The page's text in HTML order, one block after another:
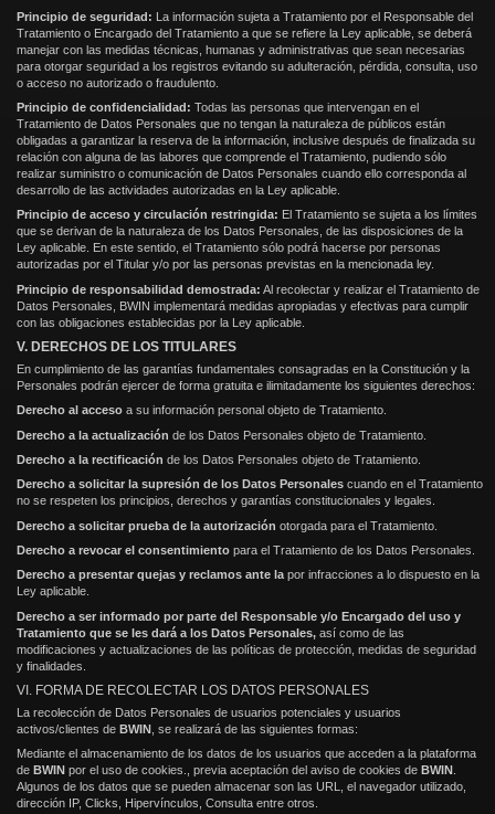
Principio de seguridad: La información sujeta a Tratamiento por el Responsable del
Tratamiento o Encargado del Tratamiento a que se refiere la Ley aplicable, se deberá
manejar con las medidas técnicas, humanas y administrativas que sean necesarias
para otorgar seguridad a los registros evitando su adulteración, pérdida, consulta, uso
o acceso no autorizado o fraudulento.
Principio de confidencialidad: Todas las personas que intervengan en el
Tratamiento de Datos Personales que no tengan la naturaleza de públicos están
obligadas a garantizar la reserva de la información, inclusive después de finalizada su
relación con alguna de las labores que comprende el Tratamiento, pudiendo sólo
realizar suministro o comunicación de Datos Personales cuando ello corresponda al
desarrollo de las actividades autorizadas en la Ley aplicable.
Principio de acceso y circulación restringida: El Tratamiento se sujeta a los límites
que se derivan de la naturaleza de los Datos Personales, de las disposiciones de la
Ley aplicable. En este sentido, el Tratamiento sólo podrá hacerse por personas
autorizadas por el Titular y/o por las personas previstas en la mencionada ley.
Principio de responsabilidad demostrada: Al recolectar y realizar el Tratamiento de
Datos Personales, BWIN implementará medidas apropiadas y efectivas para cumplir
con las obligaciones establecidas por la Ley aplicable.
V. DERECHOS DE LOS TITULARES
En cumplimiento de las garantías fundamentales consagradas en la Constitución y la
Personales podrán ejercer de forma gratuita e ilimitadamente los siguientes derechos:
Derecho al acceso a su información personal objeto de Tratamiento.
Derecho a la actualización de los Datos Personales objeto de Tratamiento.
Derecho a la rectificación de los Datos Personales objeto de Tratamiento.
Derecho a solicitar la supresión de los Datos Personales cuando en el Tratamiento
no se respeten los principios, derechos y garantías constitucionales y legales.
Derecho a solicitar prueba de la autorización otorgada para el Tratamiento.
Derecho a revocar el consentimiento para el Tratamiento de los Datos Personales.
Derecho a presentar quejas y reclamos ante la por infracciones a lo dispuesto en la
Ley aplicable.
Derecho a ser informado por parte del Responsable y/o Encargado del uso y
Tratamiento que se les dará a los Datos Personales, así como de las
modificaciones y actualizaciones de las políticas de protección, medidas de seguridad
y finalidades.
VI. FORMA DE RECOLECTAR LOS DATOS PERSONALES
La recolección de Datos Personales de usuarios potenciales y usuarios
activos/clientes de BWIN , se realizará de las siguientes formas:
Mediante el almacenamiento de los datos de los usuarios que acceden a la plataforma
de BWIN por el uso de cookies., previa aceptación del aviso de cookies de BWIN
Algunos de los datos que se pueden almacenar son las URL, el navegador utilizado,
dirección IP, Clicks, Hipervínculos, Consulta entre otros.